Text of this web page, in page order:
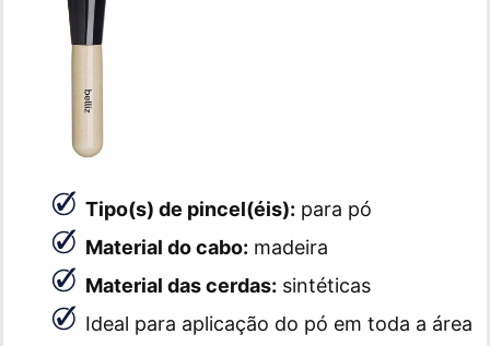
Tipo(s) de pincel(éis): para pó
Material do cabo: madeira
Material das cerdas: sintéticas
Ideal para aplicação do pó em toda a área